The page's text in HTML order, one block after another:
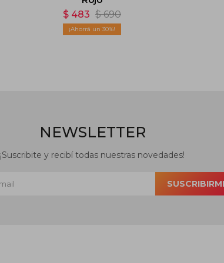
$ 483 $ 690
30
NEWSLETTER
¡Suscribite y recibí todas nuestras novedades!